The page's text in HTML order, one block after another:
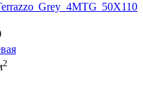
Grey 4MTG 50X110
2